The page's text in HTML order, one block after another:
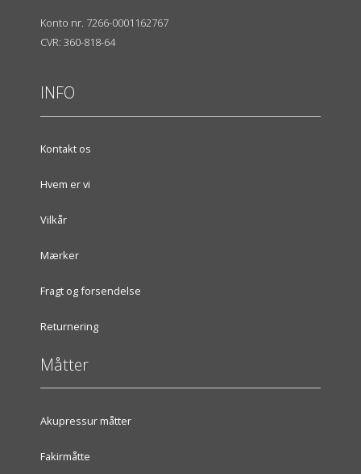
Konto nr. 7266-0001162767
CVR: 360-818-64
INFO
Kontakt os
Hvem er vi
Vilkår
Mærker
Fragt og forsendelse
Returnering
Måtter
Akupressur måtter
Fakirmåtte